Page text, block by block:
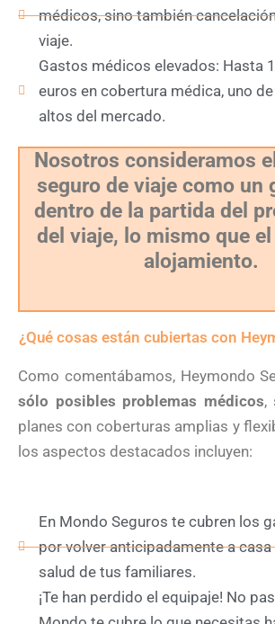
médicos, sino también
viaje.
Gastos médicos elevados: Hasta
euros en cobertura médica, uno
altos del mercado.
Nosotros consideramos
seguro de viaje como un
dentro de la partida del
del viaje, lo mismo que el
alojamiento.
¿Qué cosas están cubiertas con
Como comentábamos, Heymondo
sólo posibles problemas médicos,
planes con coberturas amplias y
los aspectos destacados incluyen:
En Mondo Seguros te cubren los
por volver anticipadamente a
salud de tus familiares.
¡Te han perdido el equipaje! No